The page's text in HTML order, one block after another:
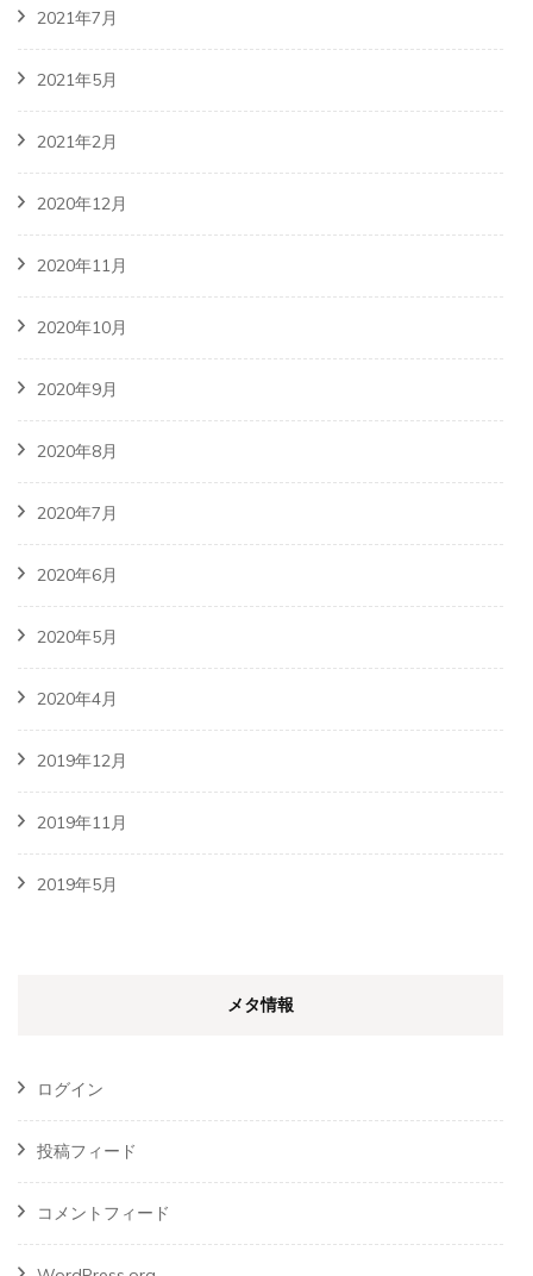
2021年7月
2021年5月
2021年2月
2020年12月
2020年11月
2020年10月
2020年9月
2020年8月
2020年7月
2020年6月
2020年5月
2020年4月
2019年12月
2019年11月
2019年5月
メタ情報
ログイン
投稿フィード
コメントフィード